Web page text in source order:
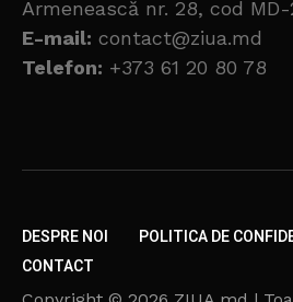
Armenească nr. 28, cod MD-
E-mail: contact@ziua.md
Telefon: +373 61 20 80 78
DESPRE NOI
POLITICA DE
CONTACT